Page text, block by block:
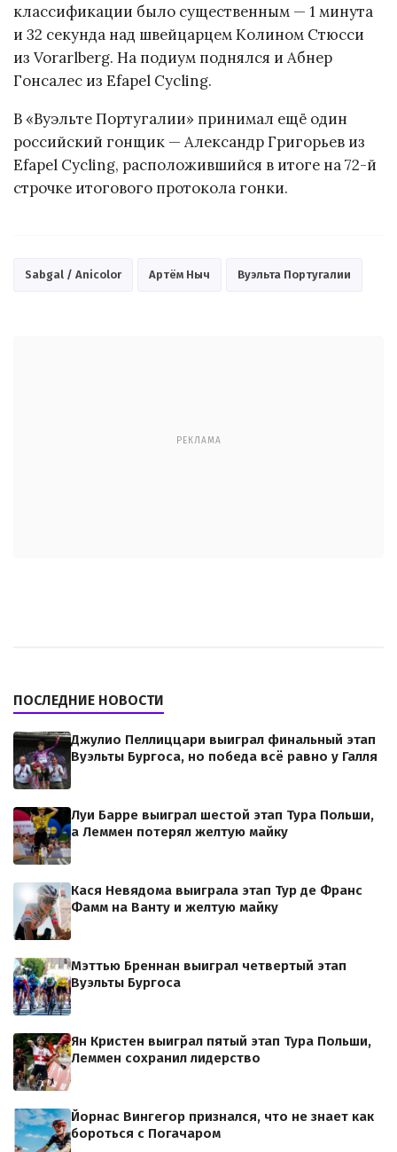
классификации было существенным — 1 минута
и 32 секунда над швейцарцем Колином Стюсси
из Vorarlberg. На подиум поднялся и Абнер
Гонсалес из Efapel Cycling.
В «Вуэльте Португалии» принимал ещё один
российский гонщик — Александр Григорьев из
Efapel Cycling, расположившийся в итоге на 72-й
строчке итогового протокола гонки.
Sabgal / Anicolor Артём Ныч Вуэльта Португалии
РЕКЛАМА
ПОСЛЕДНИЕ НОВОСТИ
Джулио Пеллиццари выиграл финальный этап
Вуэльты Бургоса, но победа всё равно у Галля
Луи Барре выиграл шестой этап Тура Польши,
а Леммен потерял желтую майку
Кася Невядома выиграла этап Тур де Франс
Фамм на Ванту и желтую майку
Мэттью Бреннан выиграл четвертый этап
Вуэльты Бургоса
Ян Кристен выиграл пятый этап Тура Польши,
Леммен сохранил лидерство
Йорнас Вингегор признался, что не знает как
бороться с Погачаром